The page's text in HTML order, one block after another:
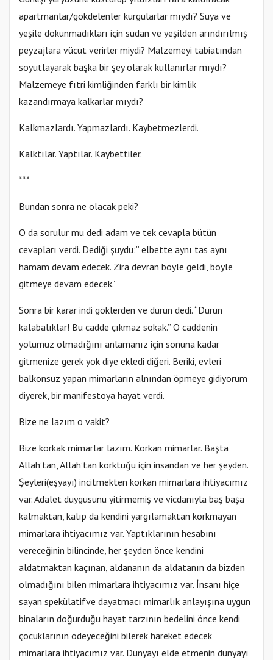
apartmanlar/gökdelenler kurgularlar mıydı? Suya ve
yeşile dokunmadıkları için sudan ve yeşilden arındırılmış
peyzajlara vücut verirler miydi? Malzemeyi tabiatından
soyutlayarak başka bir şey olarak kullanırlar mıydı?
Malzemeye fıtri kimliğinden farklı bir kimlik
kazandırmaya kalkarlar mıydı?
Kalkmazlardı. Yapmazlardı. Kaybetmezlerdi.
Kalktılar. Yaptılar. Kaybettiler.
***
Bundan sonra ne olacak peki?
O da sorulur mu dedi adam ve tek cevapla bütün
cevapları verdi. Dediği şuydu:” elbette aynı tas aynı
hamam devam edecek. Zira devran böyle geldi, böyle
gitmeye devam edecek.”
Sonra bir karar indi göklerden ve durun dedi. “Durun
kalabalıklar! Bu cadde çıkmaz sokak.” O caddenin
yolumuz olmadığını anlamanız için sonuna kadar
gitmenize gerek yok diye ekledi diğeri. Beriki, evleri
balkonsuz yapan mimarların alnından öpmeye gidiyorum
diyerek, bir manifestoya hayat verdi.
Bize ne lazım o vakit?
Bize korkak mimarlar lazım. Korkan mimarlar. Başta
Allah’tan, Allah’tan korktuğu için insandan ve her şeyden.
Şeyleri(eşyayı) incitmekten korkan mimarlara ihtiyacımız
var. Adalet duygusunu yitirmemiş ve vicdanıyla baş başa
kalmaktan, kalıp da kendini yargılamaktan korkmayan
mimarlara ihtiyacımız var. Yaptıklarının hesabını
vereceğinin bilincinde, her şeyden önce kendini
aldatmaktan kaçınan, aldananın da aldatanın da bizden
olmadığını bilen mimarlara ihtiyacımız var. İnsanı hiçe
sayan spekülatifve dayatmacı mimarlık anlayışına uygun
binaların doğurduğu hayat tarzının bedelini önce kendi
çocuklarının ödeyeceğini bilerek hareket edecek
mimarlara ihtiyacımız var. Dünyayı elde etmenin dünyayı